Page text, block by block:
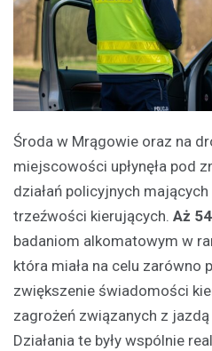
Środa w Mrągowie oraz na
miejscowości upłynęła pod
działań policyjnych
trzeźwości kierujących. Aż
badaniom alkomatowym w
która miała na celu zarówno
zwiększenie świadomości
zagrożeń związanych z
Działania te były wspólnie